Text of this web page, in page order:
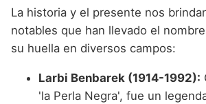
La historia y el presente nos
notables que han llevado el nombre
su huella en diversos campos:
Larbi Benbarek (1914-1992):
'la Perla Negra', fue un